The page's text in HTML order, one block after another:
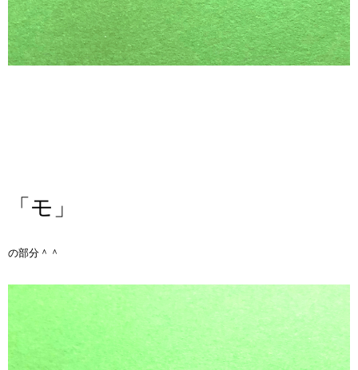
「モ」
の部分＾＾